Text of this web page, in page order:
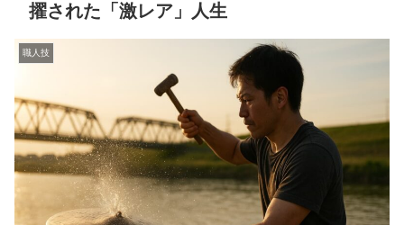
擢された「激レア」人生
職人技